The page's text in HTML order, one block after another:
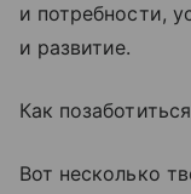
и потребности,
и развитие.
Как
Вот несколько